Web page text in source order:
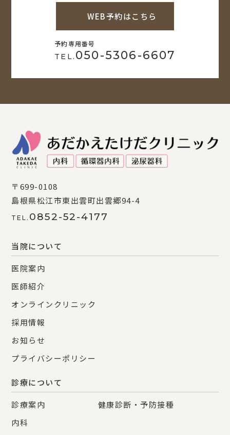
WEB予約はこちら
予約専用番号
TEL. 050-5306-6607
〒699-0108
島根県松江市東出雲町出雲郷94-4
TEL. 0852-52-4177
当院について
医院案内
医師紹介
オンラインクリニック
採用情報
お知らせ
プライバシーポリシー
診療について
診療案内
内科
健康診断・予防接種